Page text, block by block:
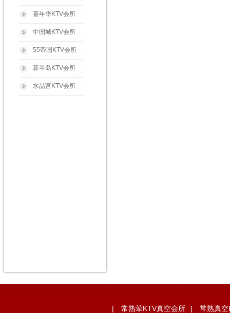
嘉年华KTV会所
中国城KTV会所
55帝国KTV会所
新半岛KTV会所
水晶宫KTV会所
| 常熟荤KTV真空会所 | 常熟真